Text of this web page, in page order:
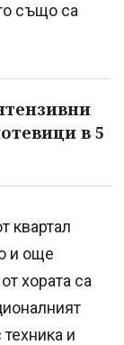
също са
в 5
квартал
и още
хората са
и